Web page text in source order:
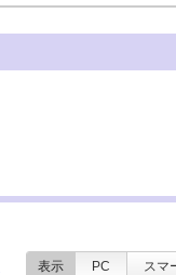
表示 PC スマ